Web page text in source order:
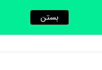
بستن